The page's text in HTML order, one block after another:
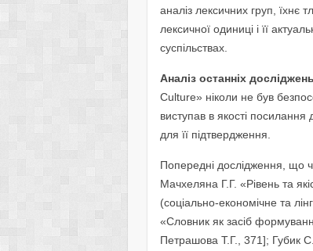
аналіз лексичних груп, їхнє
лексичної одиниці і її
суспільствах.
Аналіз останніх
Culture» ніколи не був
виступав в якості
для її підтвердження.
Попередні дослідження, що
Мачхеляна Г.Г. «Рівень та
(соціально-економічне та
«Словник як засіб
Петрашова Т.Г., 371]; Губик